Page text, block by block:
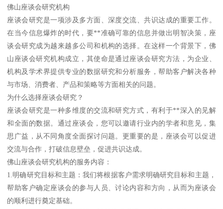
佛山座谈会研究机构
座谈会研究是一项涉及多方面、深度交流、共识达成的重要工作。
在当今信息爆炸的时代，要**准确可靠的信息并做出明智决策，座
谈会研究成为越来越多公司和机构的选择。在这样一个背景下，佛
山座谈会研究机构成立，其使命是通过座谈会研究方法，为企业、
机构及学术界提供专业的数据研究和分析服务，帮助客户解决各种
与市场、消费者、产品和策略等方面相关的问题。
为什么选择座谈会研究？
座谈会研究是一种多维度的交流和研究方式，有利于**深入的见解
和全面的数据。通过座谈会，您可以邀请行业内的学者和意见，集
思广益，从不同角度全面探讨问题。更重要的是，座谈会可以促进
交流与合作，打破信息壁垒，促进共识达成。
佛山座谈会研究机构的服务内容：
1.明确研究目标和主题：我们将根据客户需求明确研究目标和主题，
帮助客户确定座谈会的参与人员、讨论内容和方向，从而为座谈会
的顺利进行奠定基础。